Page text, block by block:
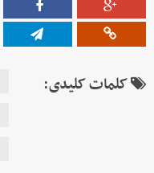
کلمات کلیدی: